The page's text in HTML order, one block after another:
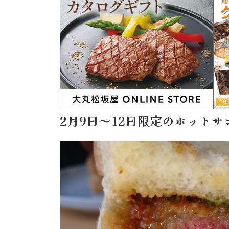
2月9日～12日限定のホットサ